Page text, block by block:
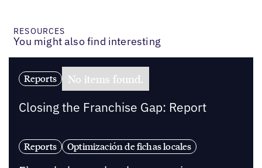
RESOURCES
You might also find interesting
Reports No items found.
Closing the Franchise Gap: Report
Reports Optimización de fichas locales